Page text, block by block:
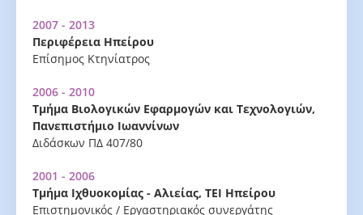
2007 - 2013
Περιφέρεια Ηπείρου
Επίσημος Κτηνίατρος
2006 - 2010
Τμήμα Βιολογικών Εφαρμογών και Τεχνολογιών,
Πανεπιστήμιο Ιωαννίνων
Διδάσκων ΠΔ 407/80
2001 - 2006
Τμήμα Ιχθυοκομίας - Αλιείας, ΤΕΙ Ηπείρου
Επιστημονικός / Εργαστηριακός συνεργάτης